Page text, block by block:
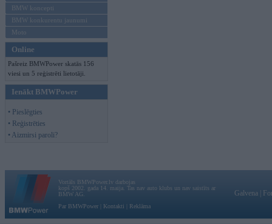
BMW koncepti
BMW konkurentu jaunumi
Moto
Online
Pašreiz BMWPower skatās 156
viesi un 5 reģistrēti lietotāji.
Ienākt BMWPower
• Pieslēgties
• Reģistrēties
• Aizmirsi paroli?
Vortāls BMWPower.lv darbojas
kopš 2002. gada 14. maija. Tas nav auto klubs un nav saistīts ar
BMW AG.
Par BMWPower
Kontakti Reklāma
Galvena